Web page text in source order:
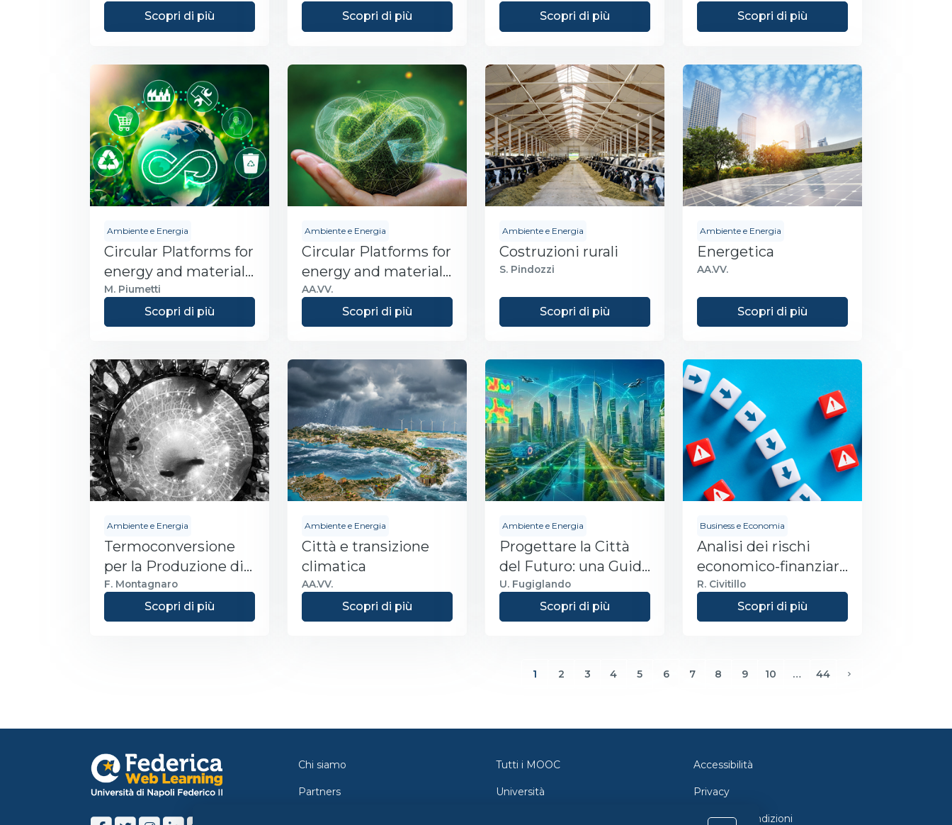
Scopri di più Scopri di più
management
Scopri di più
Ambientali
Scopri di più
Ambiente e Energia
Circular Platforms for
energy and materials
Recovery - Module 1
M. Piumetti
Scopri di più
Ambiente e Energia
Circular Platforms for
energy and materials
recovery - Module 2
AA.VV.
Scopri di più
Ambiente e Energia
Costruzioni rurali
S. Pindozzi
Scopri di più
Ambiente e Energia
Energetica
AA.VV.
Scopri di più
Ambiente e Energia
Termoconversione
per la Produzione di
Energia
F. Montagnaro
Scopri di più
Ambiente e Energia
Città e transizione
climatica
AA.VV.
Scopri di più
Ambiente e Energia
Progettare la Città
del Futuro: una Guida
Pratica alla Data
Science Urbana
U. Fugiglando
Scopri di più
Business e Economia
Analisi dei rischi
economico-finanziari
d’impresa
R. Civitillo
Scopri di più
1
(current)
2 3 4 5 6 7 8 9 10 … 44
Chi siamo
Partners
Tutti i MOOC
Università
Accessibilità
Privacy
Termini e Condizioni